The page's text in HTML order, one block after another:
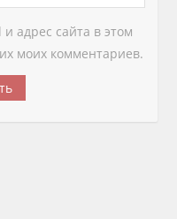
адрес сайта в этом
моих комментариев.